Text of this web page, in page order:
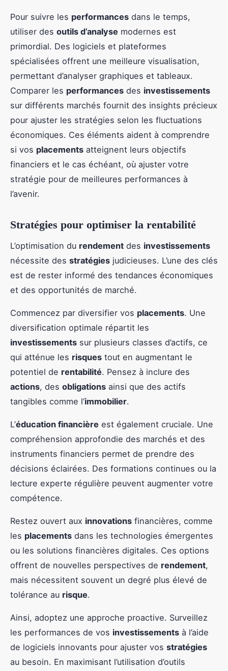
Pour suivre les performances dans le temps,
utiliser des outils d’analyse modernes est
primordial. Des logiciels et plateformes
spécialisées offrent une meilleure visualisation,
permettant d’analyser graphiques et tableaux.
Comparer les performances des investissements
sur différents marchés fournit des insights précieux
pour ajuster les stratégies selon les fluctuations
économiques. Ces éléments aident à comprendre
si vos placements atteignent leurs objectifs
financiers et le cas échéant, où ajuster votre
stratégie pour de meilleures performances à
l’avenir.
Stratégies pour optimiser la rentabilité
L’optimisation du rendement des investissements
nécessite des stratégies judicieuses. L’une des clés
est de rester informé des tendances économiques
et des opportunités de marché.
Commencez par diversifier vos placements. Une
diversification optimale répartit les
investissements sur plusieurs classes d’actifs, ce
qui atténue les risques tout en augmentant le
potentiel de rentabilité. Pensez à inclure des
actions, des obligations ainsi que des actifs
tangibles comme l’immobilier.
L’éducation financière est également cruciale. Une
compréhension approfondie des marchés et des
instruments financiers permet de prendre des
décisions éclairées. Des formations continues ou la
lecture experte régulière peuvent augmenter votre
compétence.
Restez ouvert aux innovations financières, comme
les placements dans les technologies émergentes
ou les solutions financières digitales. Ces options
offrent de nouvelles perspectives de rendement,
mais nécessitent souvent un degré plus élevé de
tolérance au risque.
Ainsi, adoptez une approche proactive. Surveillez
les performances de vos investissements à l’aide
de logiciels innovants pour ajuster vos stratégies
au besoin. En maximisant l’utilisation d’outils